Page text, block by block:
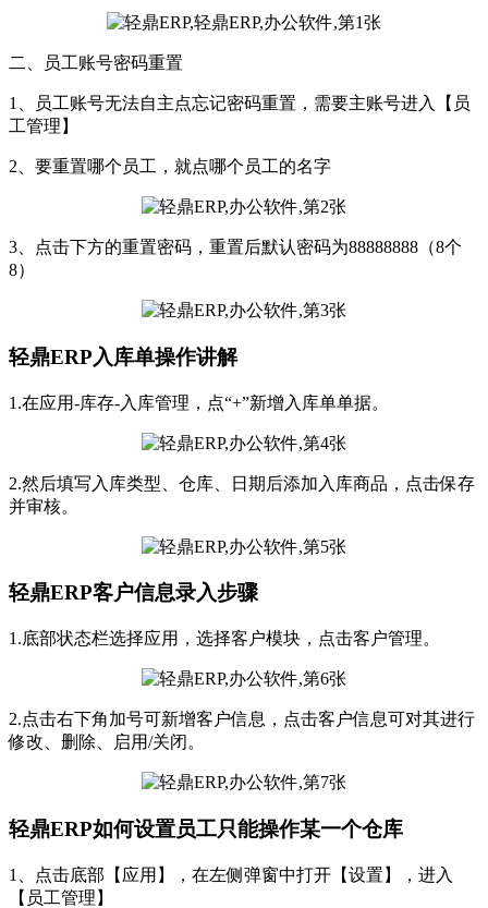
二、员工账号密码重置
1、员工账号无法自主点忘记密码重置，需要主账号进入【员
工管理】
2、要重置哪个员工，就点哪个员工的名字
3、点击下方的重置密码，重置后默认密码为88888888（8个
8）
轻鼎ERP入库单操作讲解
1.在应用-库存-入库管理，点“+”新增入库单单据。
2.然后填写入库类型、仓库、日期后添加入库商品，点击保存
并审核。
轻鼎ERP客户信息录入步骤
1.底部状态栏选择应用，选择客户模块，点击客户管理。
2.点击右下角加号可新增客户信息，点击客户信息可对其进行
修改、删除、启用/关闭。
轻鼎ERP如何设置员工只能操作某一个仓库
1、点击底部【应用】，在左侧弹窗中打开【设置】，进入
【员工管理】